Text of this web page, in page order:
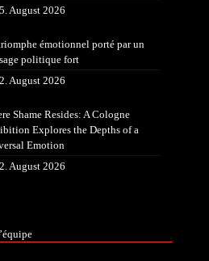
5. August 2026
émotionnel porté par un
politique fort
2. August 2026
Shame Resides: A Cologne
Explores the Depths of a
Emotion
2. August 2026